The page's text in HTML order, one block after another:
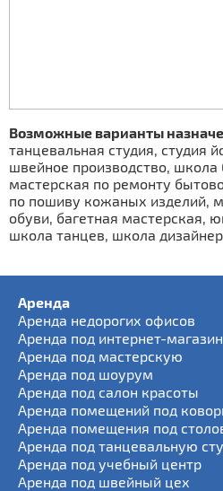
Возможные варианты
танцевальная студия, студия
швейное производство, школа
мастерская по ремонту
по пошиву кожаных изделий,
обуви, багетная мастерская,
школа танцев, школа
Аренда
Аренда недорогих офисов
Аренда под интернет-магазин
Аренда под мастерскую
Аренда под шоурум
Аренда под салон красоты
Аренда помещений под
Аренда помещения под
Аренда под танцевальную
Аренда под учебный центр
Аренда под швейный цех